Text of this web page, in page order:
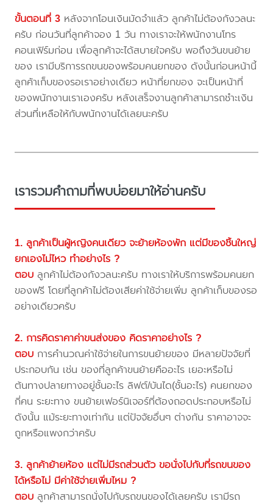
ขั้นตอนที่ 3 หลังจากโอนเงินมัดจำแล้ว ลูกค้าไม่ต้องกังวลนะ
ครับ ก่อนวันที่ลูกค้าจอง 1 วัน ทางเราจะให้พนักงานโทร
คอนเฟิร์มก่อน เพื่อลูกค้าจะได้สบายใจครับ พอถึงวันขนย้าย
ของ เรามีบริการรถขนของพร้อมคนยกของ ดังนั้นก่อนหน้านี้
ลูกค้าเก็บของรอเราอย่างเดียว หน้าที่ยกของ จะเป็นหน้าที่
ของพนักงานเราเองครับ หลังเสร็จงานลูกค้าสามารถชำะเงิน
ส่วนที่เหลือให้กับพนักงานได้เลยนะครับ
เรารวมคำถามที่พบบ่อยมาให้อ่านครับ
1. ลูกค้าเป็นผู้หญิงคนเดียว จะย้ายห้องพัก แต่มีของชิ้นใหญ่
ยกเองไม่ไหว ทำอย่างไร ?
ตอบ ลูกค้าไม่ต้องกังวลนะครับ ทางเราให้บริการพร้อมคนยก
ของฟรี โดยที่ลูกค้าไม่ต้องเสียค่าใช้จ่ายเพิ่ม ลูกค้าเก็บของรอ
อย่างเดียวครับ
2. การคิดราคาค่าขนส่งของ คิดราคาอย่างไร ?
ตอบ การคำนวณค่าใช้จ่ายในการขนย้ายของ มีหลายปัจจัยที่
ประกอบกัน เช่น ของที่ลูกค้าขนย้ายคืออะไร เยอะหรือไม่
ต้นทางปลายทางอยู่ชั้นอะไร ลิฟต์/บันได(ชั้นอะไร) คนยกของ
กี่คน ระยะทาง ขนย้ายเฟอร์นิเจอร์ที่ต้องถอดประกอบหรือไม่
ดังนั้น แม้ระยะทางเท่ากัน แต่ปัจจัยอื่นๆ ต่างกัน ราคาอาจจะ
ถูกหรือแพงกว่าครับ
3. ลูกค้าย้ายห้อง แต่ไม่มีรถส่วนตัว ขอนั่งไปกับที่รถขนของ
ได้หรือไม่ มีค่าใช้จ่ายเพิ่มไหม ?
ตอบ ลูกค้าสามารถนั่งไปกับรถขนของได้เลยครับ เรามีรถ